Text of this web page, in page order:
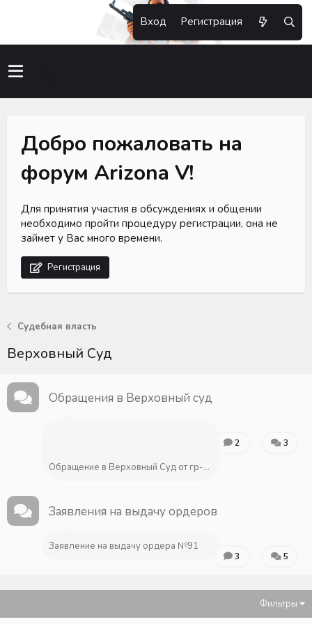
Вход Регистрация
Добро пожаловать на
форум Arizona V!
Для принятия участия в обсуждениях и общении
необходимо пройти процедуру регистрации, она не
займет у Вас много времени.
Регистрация
Судебная власть
Верховный Суд
Обращения в Верховный суд
2 3
Обращение в Верховный Суд от гр-а Erwin Friedman
Заявления на выдачу ордеров
3 5
Заявление на выдачу ордера №91
Фильтры